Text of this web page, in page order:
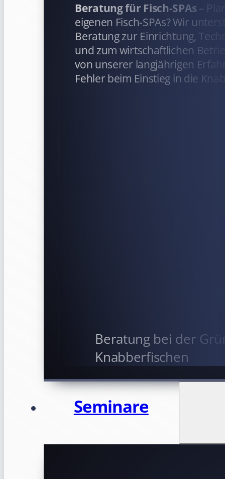
Beratung für Fisch-SPAs–
eigenen Fisch-SPAs? Wir
Beratung zur Einrichtung,
und zum wirtschaftlichen
von unserer langjährigen
Fehler beim Einstieg in die
Beratung bei der
Knabberfischen
Seminare